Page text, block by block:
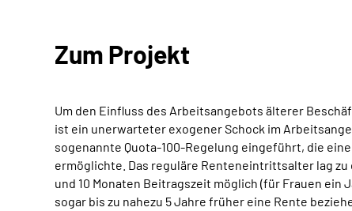
Zum Projekt
Um den Einfluss des Arbeitsangebots älterer
ist ein unerwarteter exogener Schock im
sogenannte Quota-100-Regelung eingeführt, die
ermöglichte. Das reguläre Renteneintrittsalter lag
und 10 Monaten Beitragszeit möglich (für Frauen
sogar bis zu nahezu 5 Jahre früher eine Rente